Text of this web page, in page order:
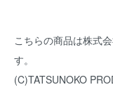
こちらの商品は株式
す。
(C)TATSUNOKO